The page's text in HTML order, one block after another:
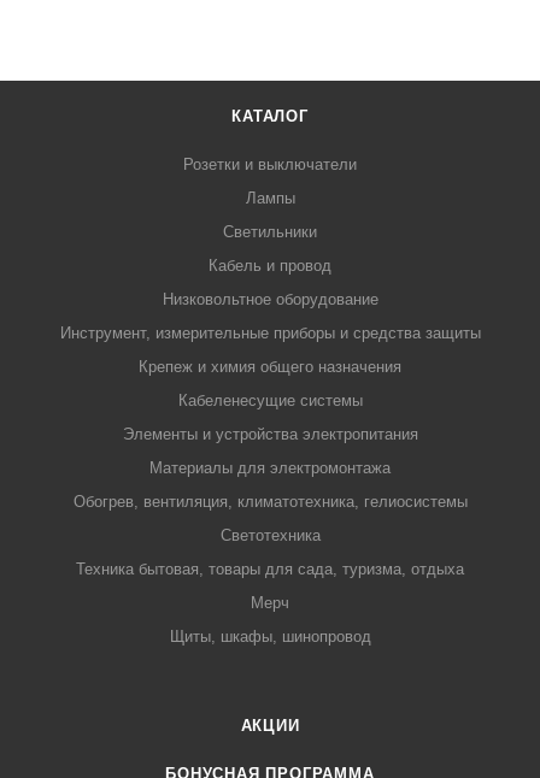
КАТАЛОГ
Розетки и выключатели
Лампы
Светильники
Кабель и провод
Низковольтное оборудование
Инструмент, измерительные приборы и средства защиты
Крепеж и химия общего назначения
Кабеленесущие системы
Элементы и устройства электропитания
Материалы для электромонтажа
Обогрев, вентиляция, климатотехника, гелиосистемы
Светотехника
Техника бытовая, товары для сада, туризма, отдыха
Мерч
Щиты, шкафы, шинопровод
АКЦИИ
БОНУСНАЯ ПРОГРАММА